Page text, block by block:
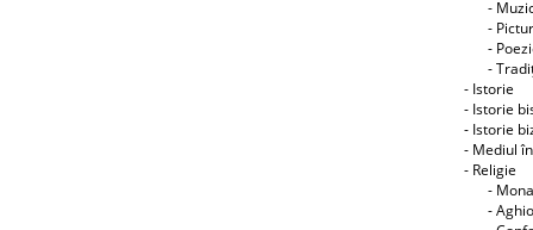
-
-
-
-
- Istorie
- Istorie
- Istorie
- Mediul
- Religie
-
-